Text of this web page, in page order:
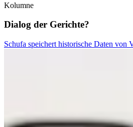
Kolumne
Dialog der Gerichte?
Schufa speichert historische Daten von